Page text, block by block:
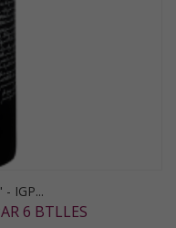
- IGP...
6 BTLLES